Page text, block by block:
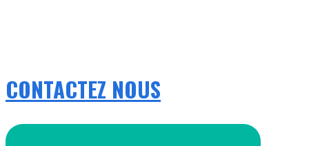
CONTACTEZ NOUS